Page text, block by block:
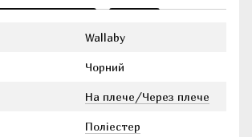
Wallaby
Чорний
На плече/Через плече
Поліестер